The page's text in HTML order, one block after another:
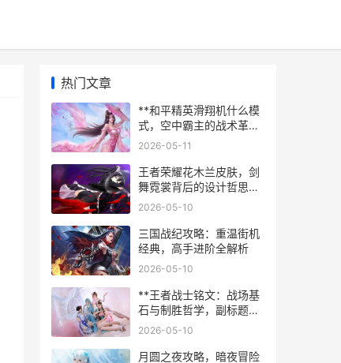
热门文章
**和平精英滑翔机什么模
式，空中霸主的战术革新
**
2026-05-11
王者荣耀花木兰皮肤，剑
舞霓裳背后的设计哲思，
副标题，从水墨到机甲，
2026-05-10
三国战纪攻略：重温街机
经典，高手进阶全解析
2026-05-10
**王者战士铭文：战场基
石与制胜哲学，副标题：
资深玩家的深度构筑解析
2026-05-10
月圆之夜攻略，暗夜冒险